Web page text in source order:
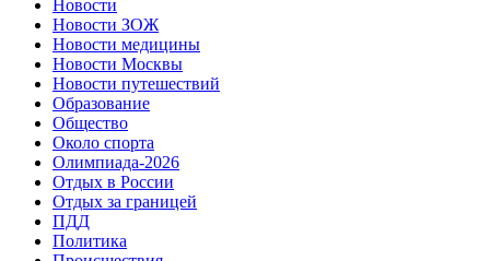
Новости
Новости ЗОЖ
Новости медицины
Новости Москвы
Новости путешествий
Образование
Общество
Около спорта
Олимпиада-2026
Отдых в России
Отдых за границей
ПДД
Политика